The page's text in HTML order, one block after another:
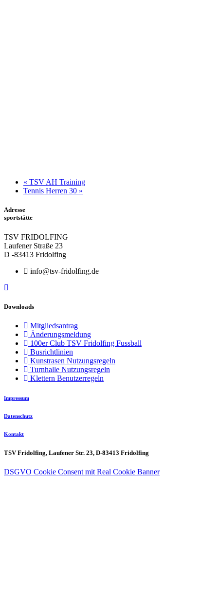
« TSV AH Training
Tennis Herren 30 »
Adresse
sportstätte
TSV FRIDOLFING
Laufener Straße 23
D -83413 Fridolfing
info@tsv-fridolfing.de
Downloads
Mitgliedsantrag
Änderungsmeldung
100er Club TSV Fridolfing Fussball
Busrichtlinien
Kunstrasen Nutzungsregeln
Turnhalle Nutzungsregeln
Klettern Benutzerregeln
Impressum
Datenschutz
Kontakt
TSV Fridolfing, Laufener Str. 23, D-83413 Fridolfing
DSGVO Cookie Consent mit Real Cookie Banner